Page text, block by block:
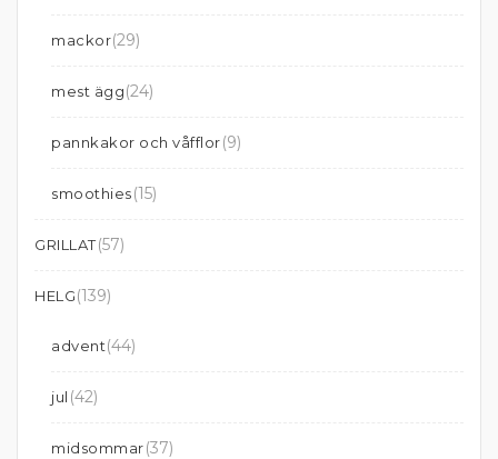
mackor(29)
mest ägg(24)
pannkakor och våfflor(9)
smoothies(15)
GRILLAT(57)
HELG(139)
advent(44)
jul (42)
midsommar(37)